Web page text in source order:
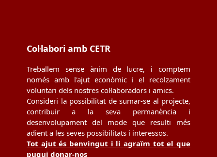
Col·labori amb CETR
Treballem sense ànim de lucre, i comptem
només amb l'ajut econòmic i el recolzament
voluntari dels nostres col·laboradors i amics.
Consideri la possibilitat de sumar-se al projecte,
contribuir a la seva permanència i
desenvolupament del mode que resulti més
adient a les seves possibilitats i interessos.
Tot ajut és benvingut i li agraïm tot el que
pugui donar-nos